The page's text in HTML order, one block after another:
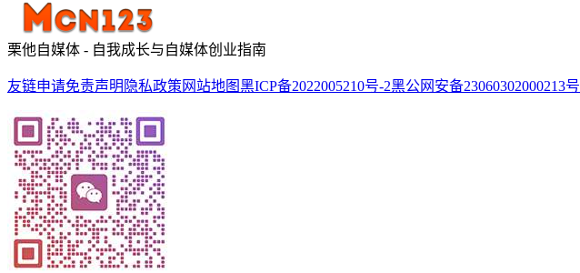
栗他自媒体 - 自我成长与自媒体创业指南
友链申请免责声明 隐私政策 网站地图黑ICP备2022005210号-2黑公网安备23060302000213号